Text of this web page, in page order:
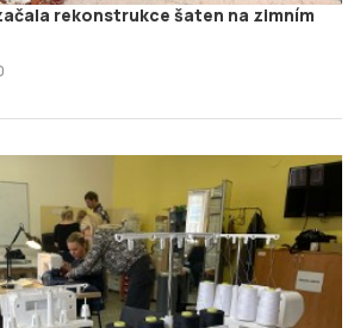
rekonstrukce šaten na zimním